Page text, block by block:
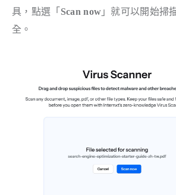
具，點選「 Scan now 」就可以開始掃
全。